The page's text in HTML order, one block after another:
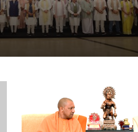
को हार्दिक बधाई और शुभकामनाएं दीं